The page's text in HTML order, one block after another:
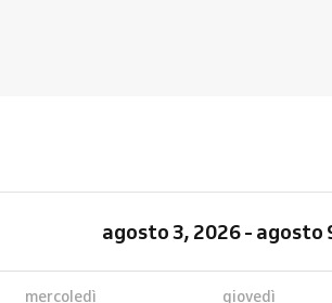
agosto 3, 2026 - agosto
mercoledì giovedì